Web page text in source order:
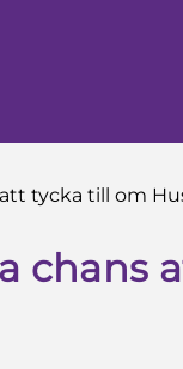
tycka till om
chans